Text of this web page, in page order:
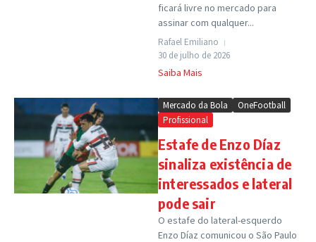
ficará livre no mercado para
assinar com qualquer...
Rafael Emiliano
30 de julho de 2026
Saiba Mais
Mercado da Bola
OneFootball
Profissional
Estafe de Enzo Díaz
sinaliza existência de
interessados e lateral
pode sair
O estafe do lateral-esquerdo
Enzo Díaz comunicou o São Paulo